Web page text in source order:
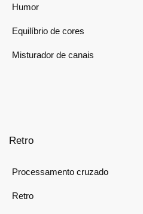
Humor
Equilíbrio de cores
Misturador de canais
Retro
Processamento cruzado
Retro